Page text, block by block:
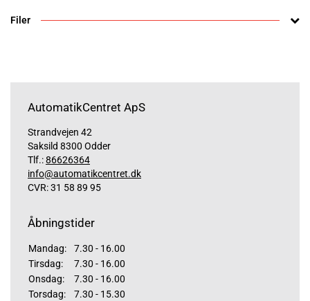
Filer
AutomatikCentret ApS
Strandvejen 42
Saksild 8300 Odder
Tlf.:86626364
info@automatikcentret.dk
CVR: 31 58 89 95
Åbningstider
Mandag:
7.30 - 16.00
Tirsdag:
7.30 - 16.00
Onsdag:
7.30 - 16.00
Torsdag:
7.30 - 15.30